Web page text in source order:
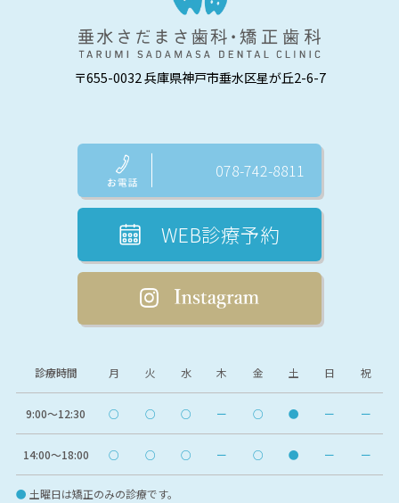
〒655-0032 兵庫県神戸市垂水区星が丘2-6-7
078-742-8811
WEB診療予約
診療時間 月 火 水 木 金 土 日 祝
9:00〜12:30 ○ ○ ○ ー ○ ● ー ー
14:00〜18:00 ○ ○ ○ ー ○ ● ー ー
● 土曜日は矯正のみの診療です。